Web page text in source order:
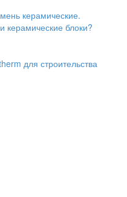
керамические.
керамические блоки?
для строительства